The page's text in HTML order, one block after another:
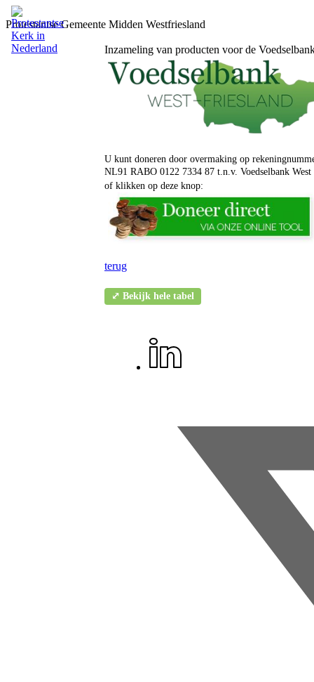
Protestantse Gemeente Midden Westfriesland
Inzameling van producten voor de
U kunt doneren door overmaking op
NL91 RABO 0122 7334 87 t.n.v. Voedselbank West
of klikken op deze knop:
terug
⤢ Bekijk hele tabel